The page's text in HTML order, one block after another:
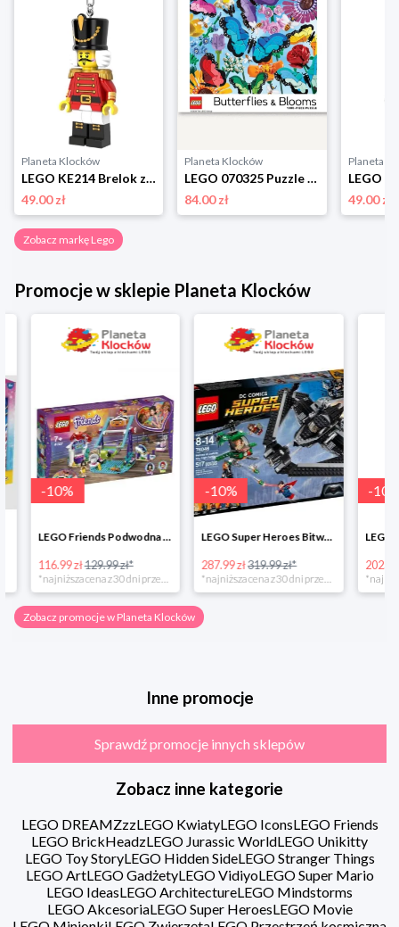
Planeta Klocków
LEGO KE214 Brelok z latarką Dziadek do orzechów Lego
49.00 zł
Planeta Klocków
LEGO 070325 Puzzle Butterflies & Blooms (1000 elementów) Lego
84.00 zł
Planeta
49.00 zł
Zobacz markę Lego
Promocje w sklepie Planeta Klocków
10%
LEGO Friends Podwodna Frajda w super cenie
116.99 zł129.99 zł*
*najniższa cena z 30 dni przed obniżką
10%
LEGO Super Heroes Bitwa powietrzna w super cenie
287.99 zł319.99 zł*
*najniższa cena z 30 dni przed obniżką
10%
202.49 zł
Zobacz promocje w Planeta Klocków
Inne promocje
Sprawdź promocje innych sklepów
Zobacz inne kategorie
LEGO DREAMZzzLEGO KwiatyLEGO IconsLEGO Friends
LEGO BrickHeadzLEGO Jurassic WorldLEGO Unikitty
LEGO Toy StoryLEGO Hidden SideLEGO Stranger Things
LEGO ArtLEGO GadżetyLEGO VidiyoLEGO Super Mario
LEGO IdeasLEGO ArchitectureLEGO Mindstorms
LEGO AkcesoriaLEGO Super HeroesLEGO Movie